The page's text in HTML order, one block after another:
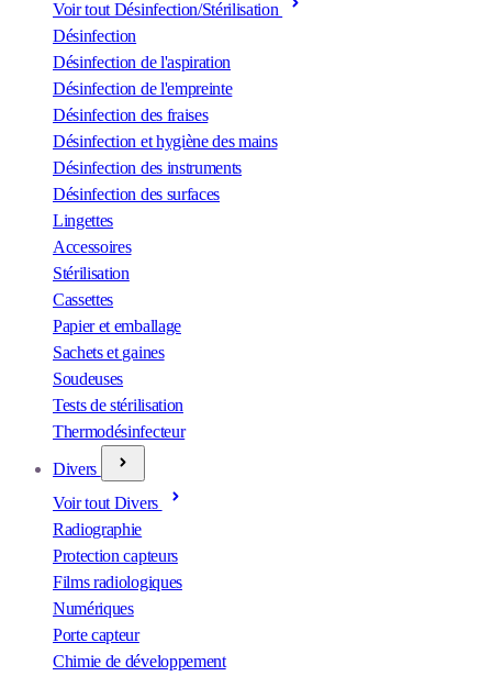
Voir tout Désinfection/Stérilisation
Désinfection
Désinfection de l'aspiration
Désinfection de l'empreinte
Désinfection des fraises
Désinfection et hygiène des mains
Désinfection des instruments
Désinfection des surfaces
Lingettes
Accessoires
Stérilisation
Cassettes
Papier et emballage
Sachets et gaines
Soudeuses
Tests de stérilisation
Thermodésinfecteur
Divers
Voir tout Divers
Radiographie
Protection capteurs
Films radiologiques
Numériques
Porte capteur
Chimie de développement